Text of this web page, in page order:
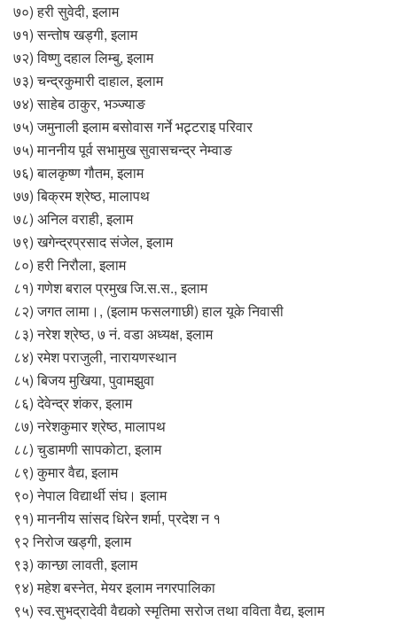
७०) हरी सुवेदी, इलाम
७१) सन्तोष खड्गी, इलाम
७२) विष्णु दहाल लिम्बु, इलाम
७३) चन्द्रकुमारी दाहाल, इलाम
७४) साहेब ठाकुर, भञ्ज्याङ
७५) जमुनाली इलाम बसोवास गर्ने भट्र्टराइ परिवार
७५) माननीय पूर्व सभामुख सुवासचन्द्र नेम्वाङ
७६) बालकृष्ण गौतम, इलाम
७७) बिक्रम श्रेष्ठ, मालापथ
७८) अनिल वराही, इलाम
७९) खगेन्द्रप्रसाद संजेल, इलाम
८०) हरी निरौला, इलाम
८१) गणेश बराल प्रमुख जि.स.स., इलाम
८२) जगत लामा।, (इलाम फसलगाछी) हाल यूके निवासी
८३) नरेश श्रेष्ठ, ७ नं. वडा अध्यक्ष, इलाम
८४) रमेश पराजुली, नारायणस्थान
८५) बिजय मुखिया, पुवामझुवा
८६) देवेन्द्र शंकर, इलाम
८७) नरेशकुमार श्रेष्ठ, मालापथ
८८) चुडामणी सापकोटा, इलाम
८९) कुमार वैद्य, इलाम
९०) नेपाल विद्यार्थी संघ। इलाम
९१) माननीय सांसद धिरेन शर्मा, प्रदेश न १
९२ निरोज खड्गी, इलाम
९३) कान्छा लावती, इलाम
९४) महेश बस्नेत, मेयर इलाम नगरपालिका
९५) स्व.सुभद्रादेवी वैद्यको स्मृतिमा सरोज तथा वविता वैद्य, इलाम